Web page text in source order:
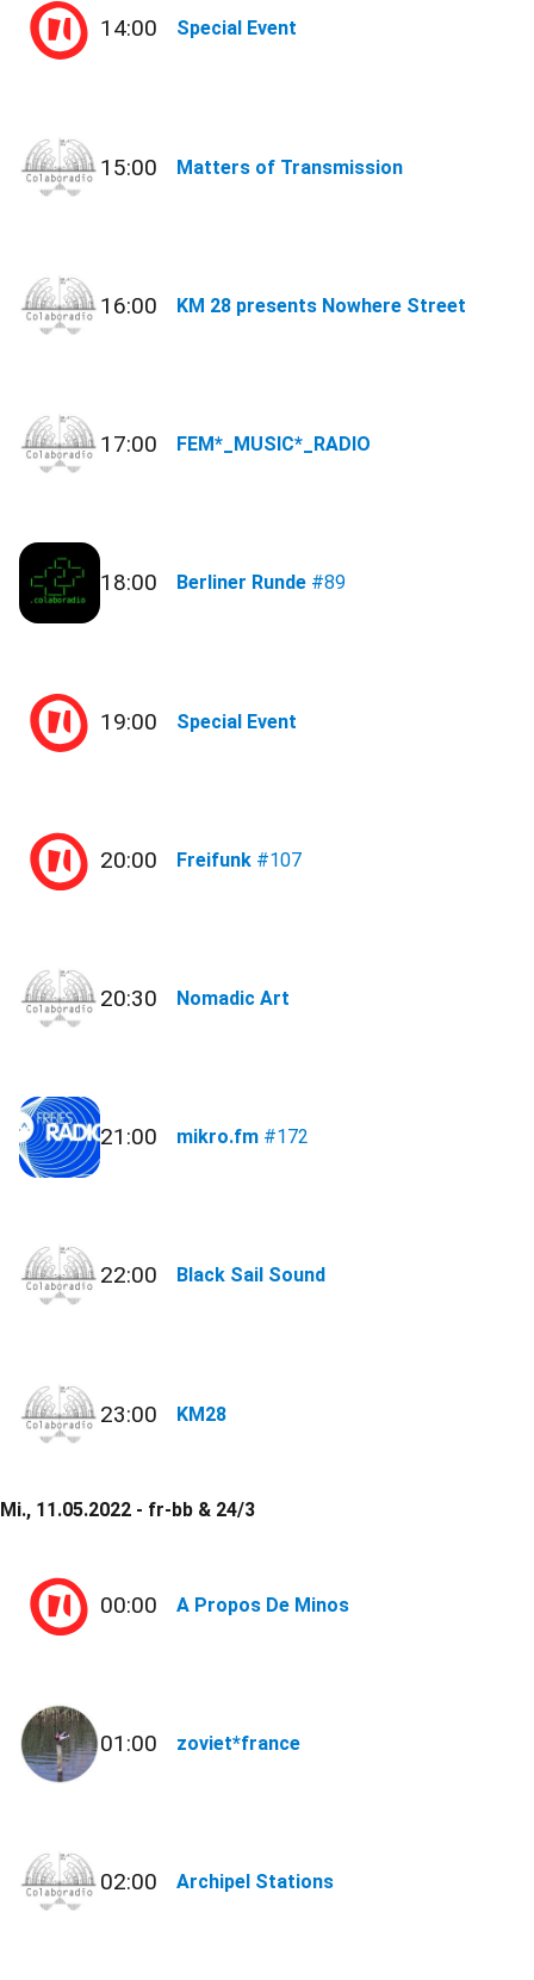
14:00 Special Event
15:00 Matters of Transmission
16:00 KM 28 presents Nowhere Street
17:00 FEM*_MUSIC*_RADIO
18:00 Berliner Runde #89
19:00 Special Event
20:00 Freifunk #107
20:30 Nomadic Art
21:00 mikro.fm #172
22:00 Black Sail Sound
23:00 KM28
Mi., 11.05.2022 - fr-bb & 24/3
00:00 A Propos De Minos
01:00 zoviet*france
02:00 Archipel Stations